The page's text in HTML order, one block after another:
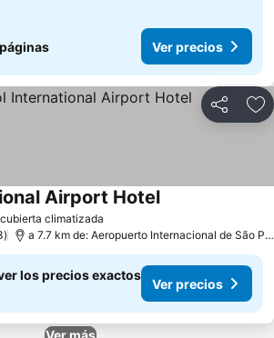
Ver precios
Compartir
climatizada
Airport Hotel
a 7.7 km de: Aeropuerto Internacional de São Paulo-Guarulhos
los precios exactos
Ver precios
Ver más